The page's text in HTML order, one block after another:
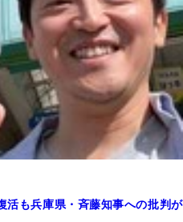
活も兵庫県・斉藤知事への批判が